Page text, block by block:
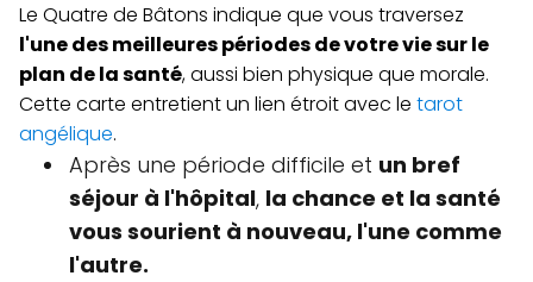
Le Quatre de Bâtons indique que vous traversez
l'une des meilleures périodes de votre vie sur le
plan de la santé, aussi bien physique que morale.
Cette carte entretient un lien étroit avec le tarot
angélique.
Après une période difficile et un bref
séjour à l'hôpital, la chance et la santé
vous sourient à nouveau, l'une comme
l'autre.